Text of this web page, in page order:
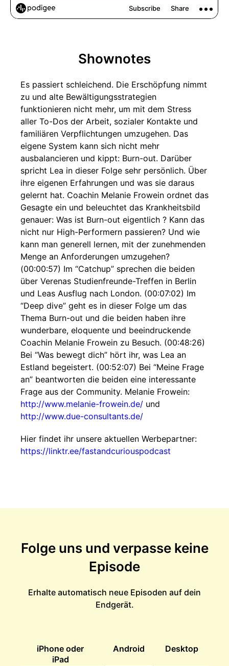
Shownotes
Es passiert schleichend. Die Erschöpfung nimmt
zu und alte Bewältigungsstrategien
funktionieren nicht mehr, um mit dem Stress
aller To-Dos der Arbeit, sozialer Kontakte und
familiären Verpflichtungen umzugehen. Das
eigene System kann sich nicht mehr
ausbalancieren und kippt: Burn-out. Darüber
spricht Lea in dieser Folge sehr persönlich. Über
ihre eigenen Erfahrungen und was sie daraus
gelernt hat. Coachin Melanie Frowein ordnet das
Gesagte ein und beleuchtet das Krankheitsbild
genauer: Was ist Burn-out eigentlich ? Kann das
nicht nur High-Performern passieren? Und wie
kann man generell lernen, mit der zunehmenden
Menge an Anforderungen umzugehen?
(00:00:57) Im “Catchup” sprechen die beiden
über Verenas Studienfreunde-Treffen in Berlin
und Leas Ausflug nach London. (00:07:02) Im
“Deep dive” geht es in dieser Folge um das
Thema Burn-out und die beiden haben ihre
wunderbare, eloquente und beeindruckende
Coachin Melanie Frowein zu Besuch. (00:48:26)
Bei “Was bewegt dich” hört ihr, was Lea an
Estland begeistert. (00:52:07) Bei “Meine Frage
an” beantworten die beiden eine interessante
Frage aus der Community. Melanie Frowein:
http://www.melanie-frowein.de/ und
http://www.due-consultants.de/
Hier findet ihr unsere aktuellen Werbepartner:
https://linktr.ee/fastandcuriouspodcast
Folge uns und verpasse keine
Episode
Erhalte automatisch neue Episoden auf dein
Endgerät.
iPhone oder
iPad
Android Desktop